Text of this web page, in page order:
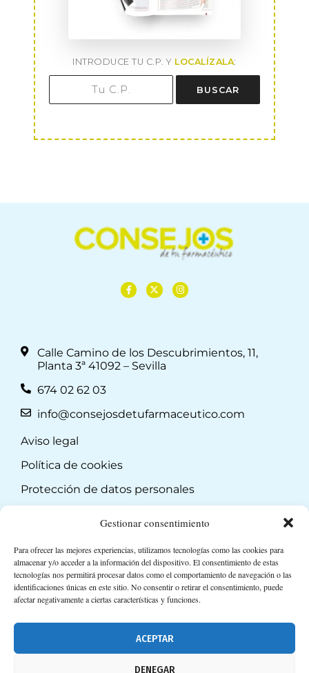
Gestionar consentimiento
Para ofrecer las mejores experiencias, utilizamos tecnologías como las cookies para
almacenar y/o acceder a la información del dispositivo. El consentimiento de estas
tecnologías nos permitirá procesar datos como el comportamiento de navegación o las
identificaciones únicas en este sitio. No consentir o retirar el consentimiento, puede
afectar negativamente a ciertas características y funciones.
ACEPTAR
DENEGAR
INTRODUCE TU C.P. Y LOCALÍZALA:
BUSCAR
Calle Camino de los Descubrimientos, 11,
Planta 3ª 41092 – Sevilla
674 02 62 03
info@consejosdetufarmaceutico.com
Aviso legal
Política de cookies
Protección de datos personales